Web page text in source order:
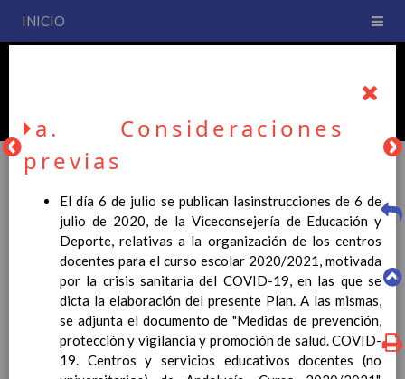
INICIO
PLAN DE CENTRO
La entrada en vigor del Real Decreto 126/2014, de 28 de
febrero, por el que se establece el currículo básico de la
Educación Primaria, se ha hecho necesario la revisión y
adecuación de nuestro Plan de Centro a esta normativa, el cual
usted podrá consultar desde este sitio web.
a. Consideraciones
previas
El día 6 de julio se publican lasinstrucciones de 6 de
julio de 2020, de la Viceconsejería de Educación y
Deporte, relativas a la organización de los centros
docentes para el curso escolar 2020/2021, motivada
por la crisis sanitaria del COVID-19, en las que se
dicta la elaboración del presente Plan. A las mismas,
se adjunta el documento de "Medidas de prevención,
protección y vigilancia y promoción de salud. COVID-
19. Centros y servicios educativos docentes (no